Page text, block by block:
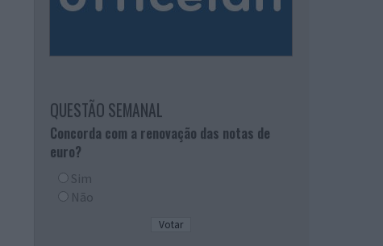
QUESTÃO SEMANAL
Concorda com a renovação das notas de
euro?
Sim
Não